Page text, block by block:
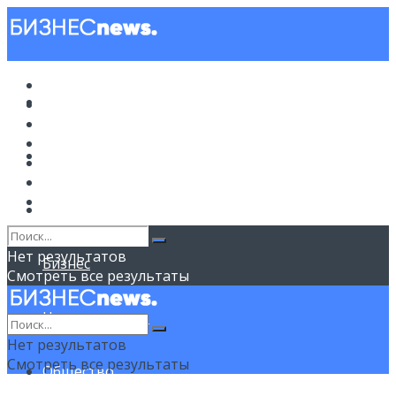
Бизнес
Недвижимость
Общество
Нет результатов
Смотреть все результаты
Нет результатов
Смотреть все результаты